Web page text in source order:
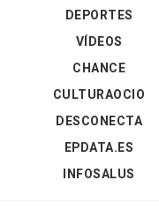
DEPORTES
VÍDEOS
CHANCE
CULTURAOCIO
DESCONECTA
EPDATA.ES
INFOSALUS